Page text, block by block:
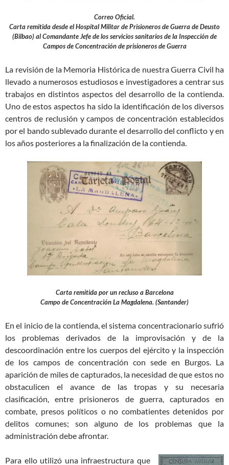
Correo Oficial.
Carta remitida desde el Hospital Militar de Prisioneros de Guerra de Deusto
(Bilbao) al Comandante Jefe de los servicios sanitarios de la Inspección de
Campos de Concentración de prisioneros de Guerra
La revisión de la Memoria Histórica de nuestra Guerra Civil ha
llevado a numerosos estudiosos e investigadores a centrar sus
trabajos en distintos aspectos del desarrollo de la contienda.
Uno de estos aspectos ha sido la identificación de los diversos
centros de reclusión y campos de concentración establecidos
por el bando sublevado durante el desarrollo del conflicto y en
los años posteriores a la finalización de la contienda.
Carta remitida por un recluso a Barcelona
Campo de Concentración La Magdalena. (Santander)
En el inicio de la contienda, el sistema concentracionario sufrió
los problemas derivados de la improvisación y de la
descoordinación entre los cuerpos del ejército y la inspección
de los campos de concentración con sede en Burgos. La
aparición de miles de capturados, la necesidad de que estos no
obstaculicen el avance de las tropas y su necesaria
clasificación, entre prisioneros de guerra, capturados en
combate, presos políticos o no combatientes detenidos por
delitos comunes; son alguno de los problemas que la
administración debe afrontar.
Para ello utilizó una infraestructura que